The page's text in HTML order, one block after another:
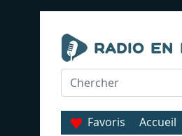
Favoris Accueil